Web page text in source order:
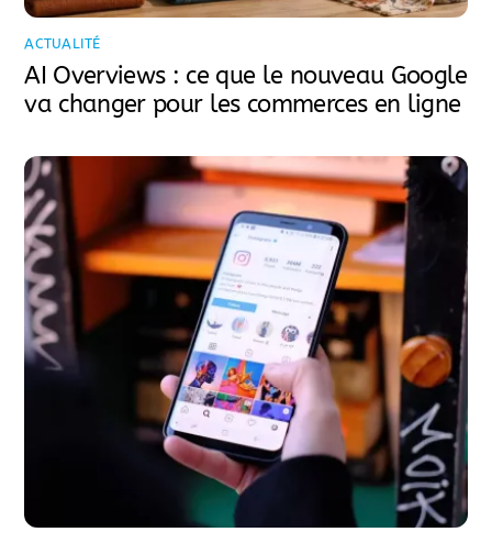
ACTUALITÉ
AI Overviews : ce que le nouveau Google
va changer pour les commerces en ligne